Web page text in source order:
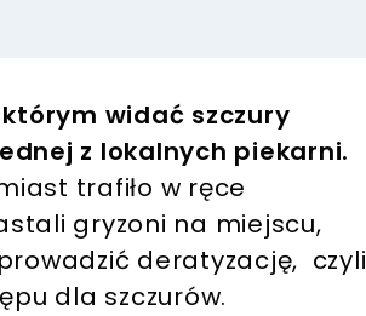
widać szczury
z lokalnych piekarni.
trafiło w ręce
gryzoni na miejscu,
deratyzację, czyli
dla szczurów.